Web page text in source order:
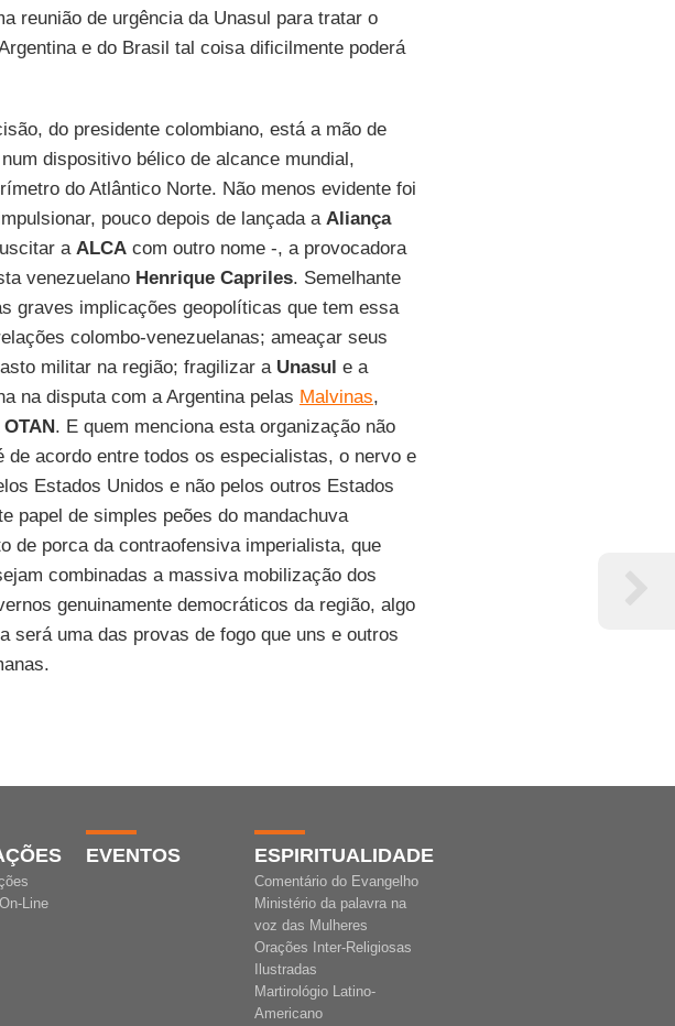
reunião de urgência da Unasul para tratar o
e do Brasil tal coisa dificilmente poderá
do presidente colombiano, está a mão de
dispositivo bélico de alcance mundial,
do Atlântico Norte. Não menos evidente foi
pouco depois de lançada a Aliança
a ALCAcom outro nome -, a provocadora
venezuelano Henrique Capriles. Semelhante
graves implicações geopolíticas que tem essa
colombo-venezuelanas; ameaçar seus
militar na região; fragilizar a Unasul e a
na disputa com a Argentina pelas Malvinas,
OTAN. E quem menciona esta organização não
de acordo entre todos os especialistas, o nervo e
Estados Unidos e não pelos outros Estados
papel de simples peões do mandachuva
de porca da contraofensiva imperialista, que
combinadas a massiva mobilização dos
genuinamente democráticos da região, algo
será uma das provas de fogo que uns e outros
Line
EVENTOS ESPIRITUALIDADE
Comentário do Evangelho
Ministério da palavra na
voz das Mulheres
Orações Inter-Religiosas
Ilustradas
Martirológio Latino-
Americano